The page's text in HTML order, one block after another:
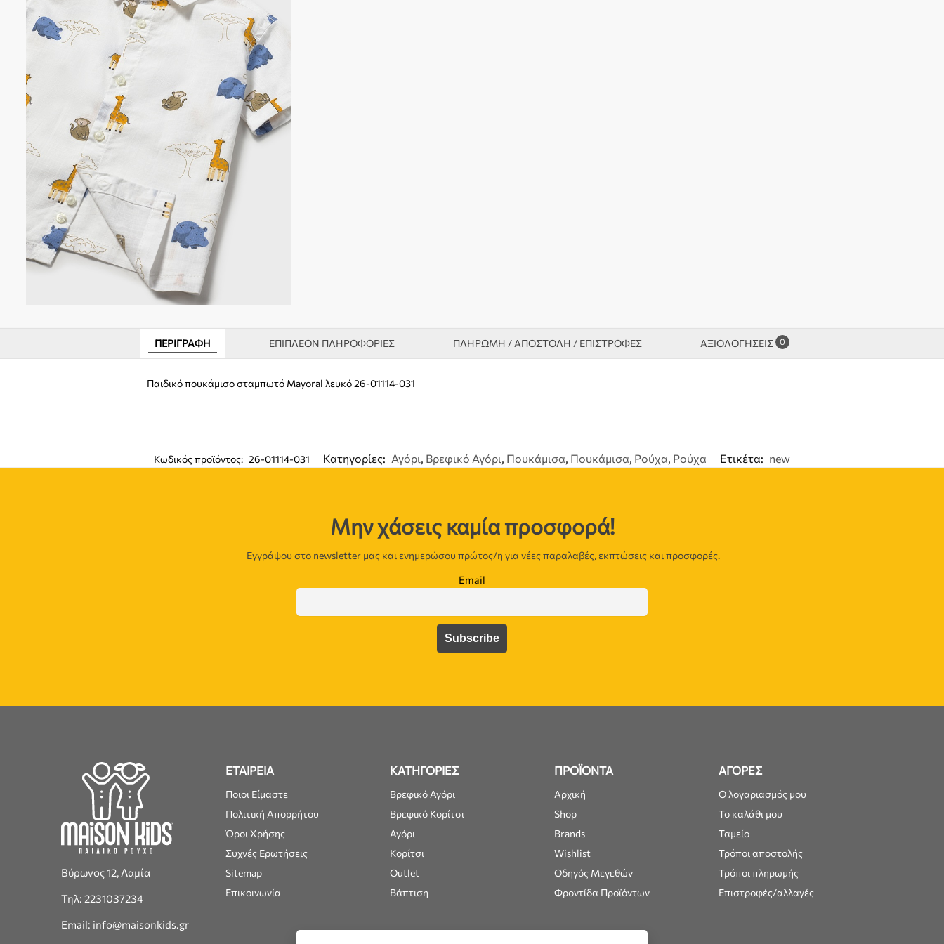
ΠΕΡΙΓΡΑΦΉ ΕΠΙΠΛΈΟΝ ΠΛΗΡΟΦΟΡΊΕΣ ΠΛΗΡΩΜΗ / ΑΠΟΣΤΟΛΗ / ΕΠΙΣΤΡΟΦΕΣ ΑΞΙΟΛΟΓΉΣΕΙΣ 0
Παιδικό πουκάμισο σταμπωτό Mayoral λευκό 26-01114-031
Κωδικός προϊόντος: 26-01114-031 Κατηγορίες: Αγόρι, Βρεφικό Αγόρι, Πουκάμισα, Πουκάμισα, Ρούχα, Ρούχα Ετικέτα: new
Μην χάσεις καμία προσφορά!
Εγγράψου στο newsletter μας και ενημερώσου πρώτος/η για νέες παραλαβές, εκπτώσεις και προσφορές.
Email
Βύρωνος 12, Λαμία
Τηλ: 2231037234
Email: info@maisonkids.gr
ΕΤΑΙΡΕΙΑ
Ποιοι Είμαστε
Πολιτική Απορρήτου
Όροι Χρήσης
Συχνές Ερωτήσεις
Sitemap
Επικοινωνία
ΚΑΤΗΓΟΡΙΕΣ
Βρεφικό Αγόρι
Βρεφικό Κορίτσι
Αγόρι
Κορίτσι
Outlet
Βάπτιση
ΠΡΟΪΟΝΤΑ
Αρχική
Shop
Brands
Wishlist
Οδηγός Μεγεθών
Φροντίδα Προϊόντων
ΑΓΟΡΕΣ
Ο λογαριασμός μου
Το καλάθι μου
Ταμείο
Τρόποι αποστολής
Τρόποι πληρωμής
Επιστροφές/αλλαγές